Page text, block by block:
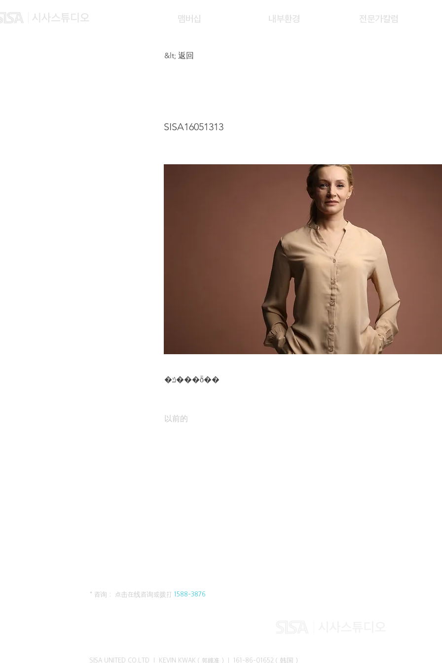
맴버십 내부환경 전문가칼럼
&lt; 返回
SISA16051313
�ݿ���ȭ��
以前的
* 咨询： 点击在线咨询或拨打 1588-3876
SISA UNITED CO.LTD I KEVIN KWAK（郭峰准）｜ 161-86-01652（韩国）